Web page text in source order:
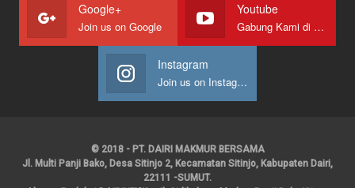
Google+
Join us on Google
Youtube
Gabung Kami di Youtube
Instagram
Join us on Instagram
© 2018 - PT. DAIRI MAKMUR BERSAMA
Jl. Multi Panji Bako, Desa Sitinjo 2, Kecamatan Sitinjo, Kabupaten Dairi,
22111 -SUMUT.